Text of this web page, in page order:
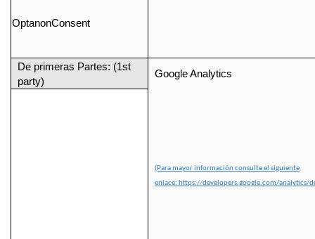
OptanonConsent
De primeras Partes: (1st
party)
Google Analytics
(Para mayor información consulte el siguiente
enlace: https://developers.google.com/analytics/